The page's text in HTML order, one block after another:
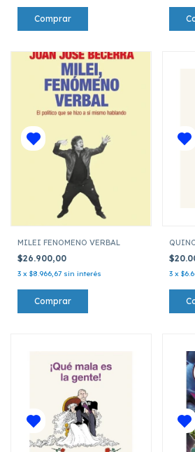
MILEI FENOMENO VERBAL
$26.900,00
3 x $8.966,67 sin interés 3 x